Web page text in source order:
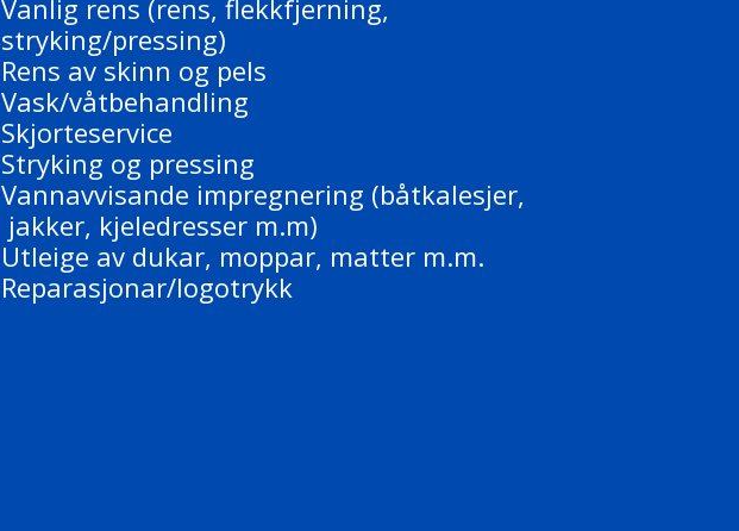
Vanlig rens (rens, flekkfjerning,
stryking/pressing)
Rens av skinn og pels
Vask/våtbehandling
Skjorteservice
Stryking og pressing
Vannavvisande impregnering (båtkalesjer,
jakker, kjeledresser m.m)
Utleige av dukar, moppar, matter m.m.
Reparasjonar/logotrykk